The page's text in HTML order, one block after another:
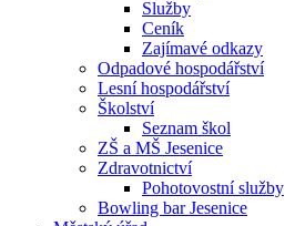
Služby
Ceník
Zajímavé odkazy
Odpadové hospodářství
Lesní hospodářství
Školství
Seznam škol
ZŠ a MŠ Jesenice
Zdravotnictví
Pohotovostní služby
Bowling bar Jesenice